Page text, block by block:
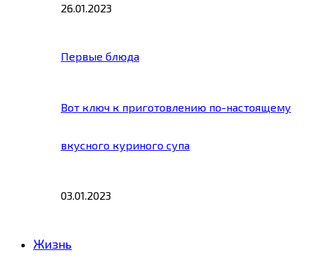
26.01.2023
Первые блюда
Вот ключ к приготовлению по-настоящему
вкусного куриного супа
03.01.2023
Жизнь